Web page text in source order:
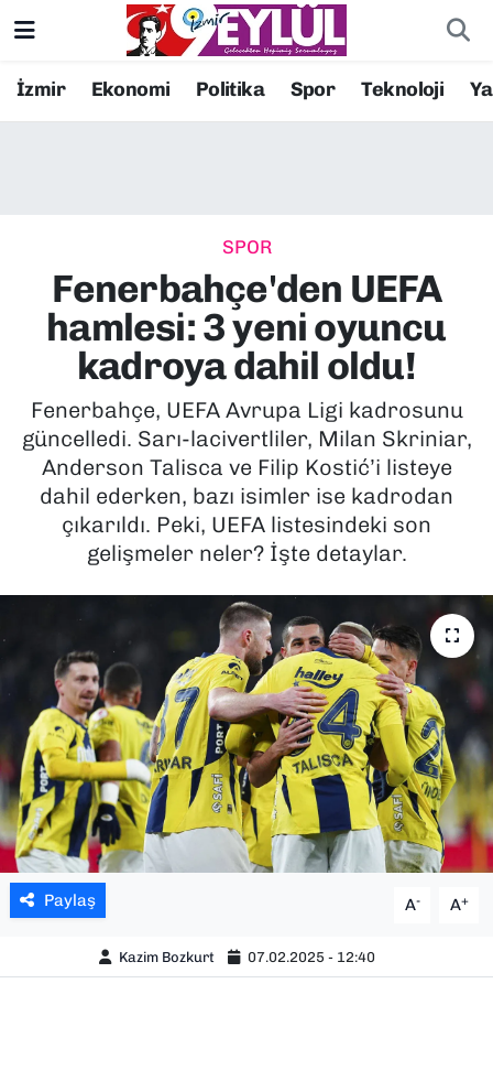
İzmir Ekonomi Politika Spor Teknoloji
SPOR
Fenerbahçe'den UEFA
hamlesi: 3 yeni oyuncu
kadroya dahil oldu!
Fenerbahçe, UEFA Avrupa Ligi kadrosunu
güncelledi. Sarı-lacivertliler, Milan Skriniar,
Anderson Talisca ve Filip Kostić’i listeye
dahil ederken, bazı isimler ise kadrodan
çıkarıldı. Peki, UEFA listesindeki son
gelişmeler neler? İşte detaylar.
Paylaş A- A+
Kazim Bozkurt 07.02.2025 - 12:40
Resmi İlanlar
EKONOMİ
KÜLTÜR SANAT
MAGAZİN
POLİTİKA
SAĞLIK
SPOR
TEKNOLOJİ
YAŞAM
YEREL YÖNETİMLER
Konak Nöbetçi Eczaneler
Süper Lig Puan Durumu ve Fikstür
Tüm Manşetler
Son Dakika Haberleri
Haber Arşivi